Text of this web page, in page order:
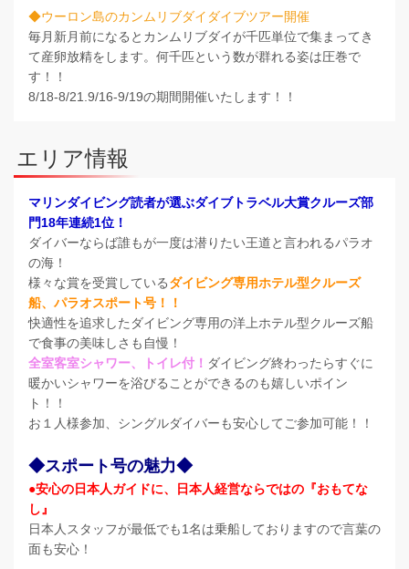
◆ウーロン島のカンムリブダイダイブツアー開催
毎月新月前になるとカンムリブダイが千匹単位で集まってき
て産卵放精をします。何千匹という数が群れる姿は圧巻で
す！！
8/18-8/21.9/16-9/19の期間開催いたします！！
エリア情報
マリンダイビング読者が選ぶダイブトラベル大賞クルーズ部
門18年連続1位！
ダイバーならば誰もが一度は潜りたい王道と言われるパラオ
の海！
様々な賞を受賞しているダイビング専用ホテル型クルーズ
船、パラオスポート号！！
快適性を追求したダイビング専用の洋上ホテル型クルーズ船
で食事の美味しさも自慢！
全室客室シャワー、トイレ付！ ダイビング終わったらすぐに
暖かいシャワーを浴びることができるのも嬉しいポイン
ト！！
お１人様参加、シングルダイバーも安心してご参加可能！！
◆スポート号の魅力◆
●安心の日本人ガイドに、日本人経営ならではの『おもてな
し』
日本人スタッフが最低でも1名は乗船しておりますので言葉の
面も安心！